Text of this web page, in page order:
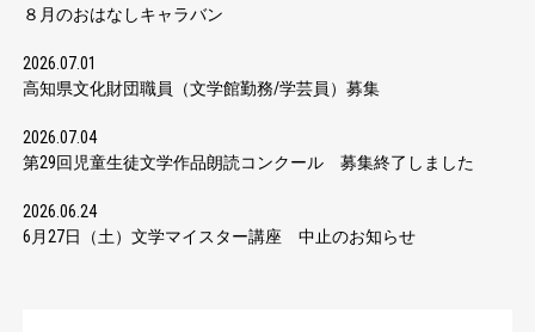
８月のおはなしキャラバン
2026.07.01
高知県文化財団職員（文学館勤務/学芸員）募集
2026.07.04
第29回児童生徒文学作品朗読コンクール 募集終了しました
2026.06.24
6月27日（土）文学マイスター講座 中止のお知らせ